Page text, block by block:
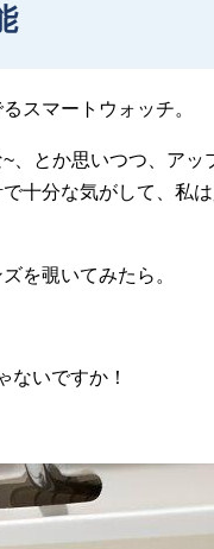
スマートウォッチ。
、とか思いつつ、アッ
十分な気がして、私
を覗いてみたら。
ないですか！